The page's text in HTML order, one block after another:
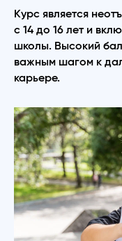
Курс является
с 14 до 16 лет и
школы. Высокий
важным шагом к
карьере.